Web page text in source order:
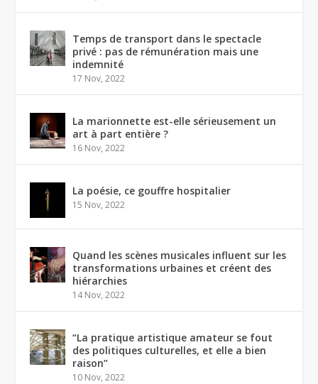
Temps de transport dans le spectacle
privé : pas de rémunération mais une
indemnité
17 Nov, 2022
La marionnette est-elle sérieusement un
art à part entière ?
16 Nov, 2022
La poésie, ce gouffre hospitalier
15 Nov, 2022
Quand les scènes musicales influent sur les
transformations urbaines et créent des
hiérarchies
14 Nov, 2022
“La pratique artistique amateur se fout
des politiques culturelles, et elle a bien
raison”
10 Nov, 2022